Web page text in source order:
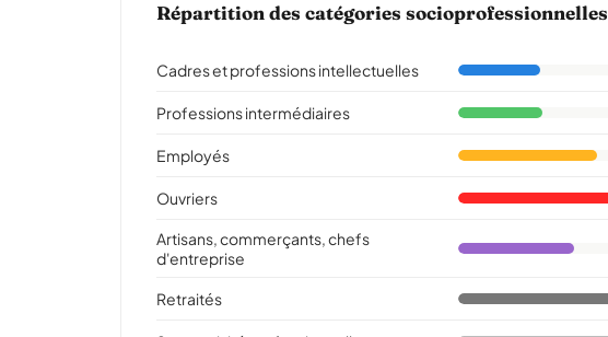
Répartition des catégories socioprofessionnelles
Cadres et professions intellectuelles
Professions intermédiaires
Employés
Ouvriers
Artisans, commerçants, chefs
d'entreprise
Retraités